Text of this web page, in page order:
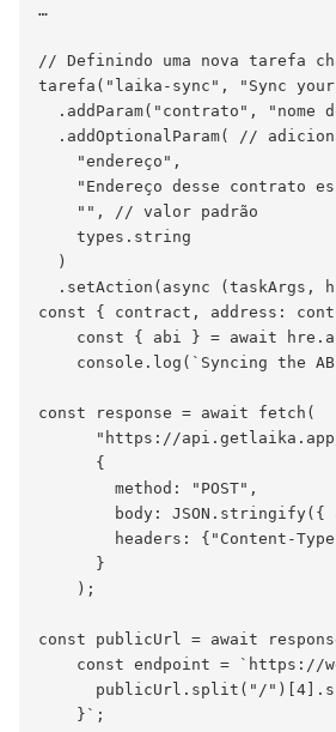
…
// Definindo uma nova tarefa
tarefa("laika-sync", "Sync
.addParam("contrato", "nome
.addOptionalParam( //
    "endereço",
"Endereço desse contrato
    "", // valor padrão
    types.string
  )
.setAction(async (taskArgs,
const { contract, address:
const { abi } = await
console.log(`Syncing the
const response = await fetch(
"https://
      {
        method: "POST",
body: JSON.stringify({
headers: {"Content-
      }
    );
const publicUrl = await
const endpoint = `https://
publicUrl.split("/
    }`;